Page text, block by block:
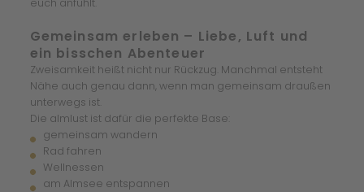
euch anfühlt.
Gemeinsam erleben – Liebe, Luft und
ein bisschen Abenteuer
Zweisamkeit heißt nicht nur Rückzug. Manchmal entsteht
Nähe auch genau dann, wenn man gemeinsam draußen
unterwegs ist.
Die almlust ist dafür die perfekte Base:
gemeinsam wandern
Rad fahren
Wellnessen
am Almsee entspannen